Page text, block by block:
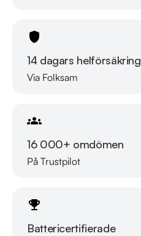
14 dagars helförsäkring
Via Folksam
16 000+ omdömen
På Trustpilot
Battericertifierade